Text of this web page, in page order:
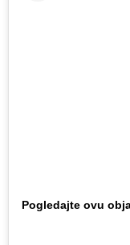
Pogledajte ovu